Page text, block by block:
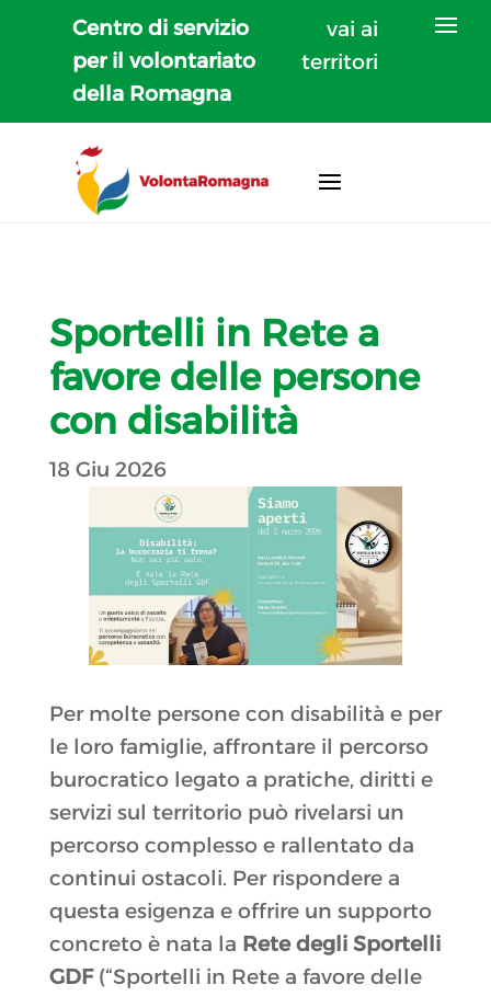
Centro di servizio
per il volontariato
della Romagna
vai ai
territori
Sportelli in Rete a
favore delle persone
con disabilità
18 Giu 2026
Per molte persone con disabilità e per
le loro famiglie, affrontare il percorso
burocratico legato a pratiche, diritti e
servizi sul territorio può rivelarsi un
percorso complesso e rallentato da
continui ostacoli. Per rispondere a
questa esigenza e offrire un supporto
concreto è nata la Rete degli Sportelli
GDF(“Sportelli in Rete a favore delle